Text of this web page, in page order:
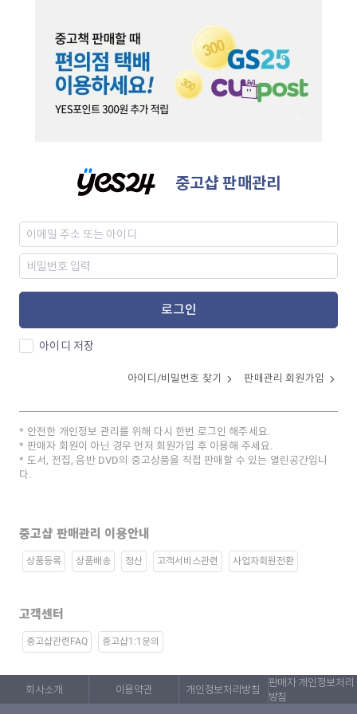
중고샵 판매관리
로그인
아이디 저장
아이디/비밀번호 찾기 판매관리 회원가입
안전한 개인정보 관리를 위해 다시 한번 로그인 해주세요.
판매자 회원이 아닌 경우 먼저 회원가입 후 이용해 주세요.
도서, 전집, 음반 DVD의 중고상품을 직접 판매할 수 있는 열린공간입니
다.
중고샵 판매관리 이용안내
상품등록 상품배송 정산 고객서비스관련 사업자회원전환
고객센터
중고샵관련FAQ 중고샵1:1문의
회사소개 이용약관 개인정보처리방침
판매자 개인정보처리
방침